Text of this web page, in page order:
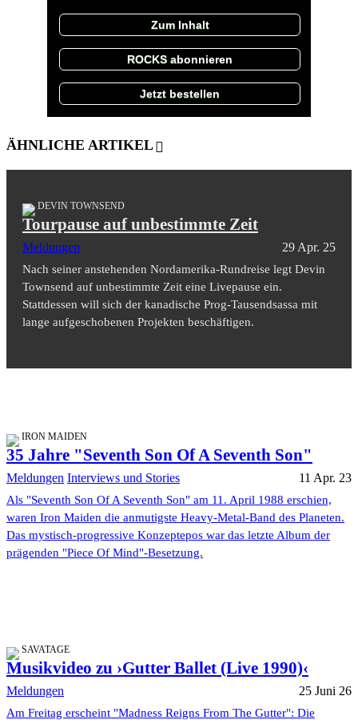
Zum Inhalt
ROCKS abonnieren
Jetzt bestellen
ÄHNLICHE ARTIKEL
DEVIN TOWNSEND
Tourpause auf unbestimmte Zeit
Meldungen 29 Apr. 25
Nach seiner anstehenden Nordamerika-Rundreise legt Devin
Townsend auf unbestimmte Zeit eine Livepause ein.
Stattdessen will sich der kanadische Prog-Tausendsassa mit
lange aufgeschobenen Projekten beschäftigen.
IRON MAIDEN
35 Jahre "Seventh Son Of A Seventh Son"
Meldungen Interviews und Stories 11 Apr. 23
Als "Seventh Son Of A Seventh Son" am 11. April 1988 erschien,
waren Iron Maiden die anmutigste Heavy-Metal-Band des Planeten.
Das mystisch-progressive Konzeptepos war das letzte Album der
prägenden "Piece Of Mind"-Besetzung.
SAVATAGE
Musikvideo zu ›Gutter Ballet (Live 1990)‹
Meldungen 25 Juni 26
Am Freitag erscheint "Madness Reigns From The Gutter": Die